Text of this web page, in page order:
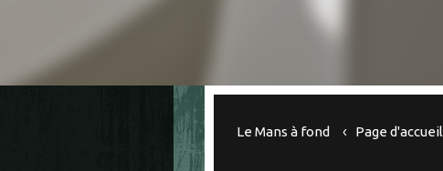
Le Mans à fond Page d'accueil